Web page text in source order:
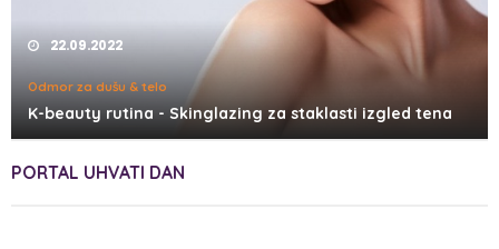
22.09.2022
Odmor za dušu & telo
K-beauty rutina - Skinglazing za staklasti izgled tena
PORTAL UHVATI DAN